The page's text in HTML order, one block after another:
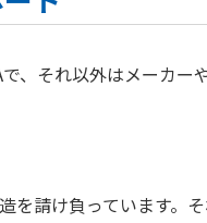
、それ以外はメーカー
を請け負っています。